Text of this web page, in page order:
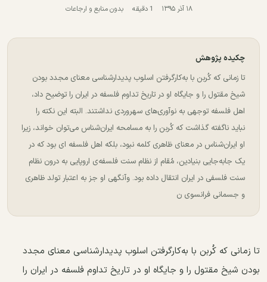
۱۸ آذر ۱۳۹۵ 1 دقیقه بدون منابع و ارجاعات
چکیده پژوهش
تا زمانی که کُربن با به‌کار‌گرفتن اسلوب پدیدارشناسی معنای مجدد بودن
شیخ مقتول را و جایگاه او در تاریخ تداوم فلسفه در ایران را توضیح داد،
اهل فلسفه توجهی به نوآوری‌های سهروردی نداشتند. البته این نکته را
نباید ناگفته گذاشت که کُربن را به مسامحه ایران‌شناس می‌توان خواند، زیرا
او ایران‌شناس در معنای ظاهری کلمه نبود، بلکه اهل فلسفه ای بود که در
یک جا‌به‌جایی بنیادین، مُقام از نظام سنت فلسفه‌ی اروپایی به درون نظام
سنت فلسفی در ایران انتقال داده بود. وآنگهی او جز به اعتبار تولد ظاهری
و جسمانی فرانسوی ن
تا زمانی که کُربن با به‌کار‌گرفتن اسلوب پدیدارشناسی معنای مجدد
بودن شیخ مقتول را و جایگاه او در تاریخ تداوم فلسفه در ایران را